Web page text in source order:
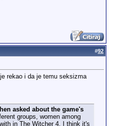
#92
rekao i da je temu seksizma
asked about the game's
groups, women among
in The Witcher 4. I think it's